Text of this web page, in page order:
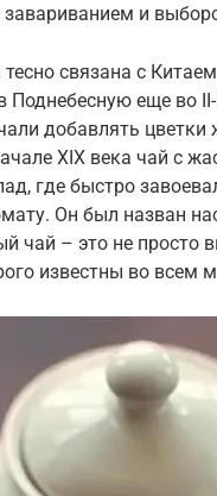
и
связана с
Поднебесную еще во
добавлять цветки
XIX века чай с
где быстро
Он был назван
чай – это не просто
известны во всем